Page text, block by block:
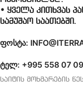
• ყველა კითხვას
სამუშაო საათებში.
ფოსტა:
ტელ: +995 558 07
საიტის მოხმარების